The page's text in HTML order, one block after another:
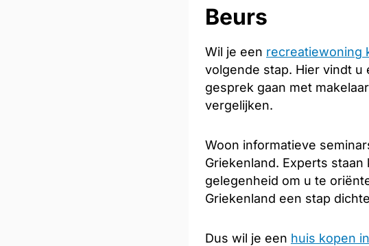
Beurs
Wil je een recreatiewoning
volgende stap. Hier vindt
gesprek gaan met
vergelijken.
Woon informatieve
Griekenland. Experts
gelegenheid om u te
Griekenland een stap
Dus wil je een huis kopen